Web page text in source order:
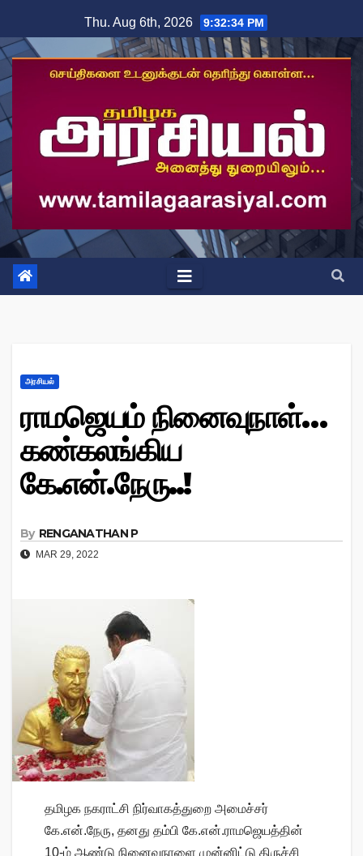
to
content
Thu. Aug 6th, 2026 9:32:35 PM
அரசியல்
ராமஜெயம் நினைவுநாள்…
கண்கலங்கிய
கே.என்.நேரு..!
By RENGANATHAN P
MAR 29, 2022
தமிழக நகராட்சி நிர்வாகத்துறை அமைச்சர்
கே.என்.நேரு, தனது தம்பி கே.என்.ராமஜெயத்தின்
10-ம் ஆண்டு நினைவுநாளை முன்னிட்டு திருச்சி